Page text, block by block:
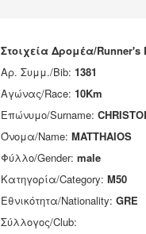
Στοιχεία Δρομέα/Runner's
Αρ. Συμμ./Bib:1381
Αγώνας/Race:10Km
Επώνυμο/Surname:
Όνομα/Name:MATTHAIOS
Φύλλο/Gender:male
Κατηγορία/Category:M50
Εθνικότητα/Nationality:GRE
Σύλλογος/Club: